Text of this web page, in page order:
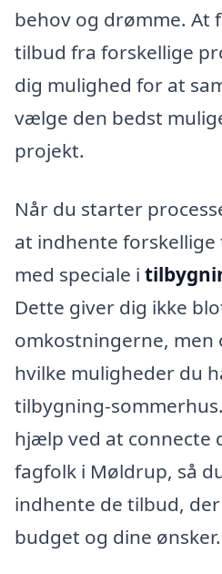
behov og drømme. At
tilbud fra forskellige
dig mulighed for at
vælge den bedst
projekt.
Når du starter
at indhente
med speciale i
Dette giver dig ikke
omkostningerne, men
hvilke muligheder du
tilbygning-
hjælp ved at connecte
fagfolk i Møldrup, så
indhente de tilbud,
budget og dine ønsker.